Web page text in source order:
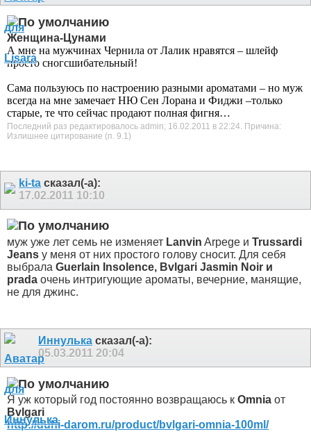
Женщина-Цунами
А мне на мужчинах Чернила от Лалик нравятся – шлейф
просто сногсшибательный!
Сама пользуюсь по настроению разными ароматами – но муж
всегда на мне замечает НЮ Сен Лорана и Фиджи –только
старые, те что сейчас продают полная фигня…
Последний раз редактировалось admin; 16.02.2011 в 22:24. Причина:
Излишнее цитирование (п. 9.1)
ki-ta сказал(-а):
17.02.2011 10:10
муж уже лет семь не изменяет Lanvin Arpege и Trussardi
Jeans у меня от них простого голову сносит. Для себя
выбрала Guerlain Insolence, Bvlgari Jasmin Noir и
prada очень интригующие ароматы, вечерние, манящие,
не для джинс.
Иннулька сказал(-а):
05.03.2011 20:04
Я уж который год постоянно возвращаюсь к Omnia от
Bvlgari
http://duhi-darom.ru/product/bvlgari-omnia-100ml/